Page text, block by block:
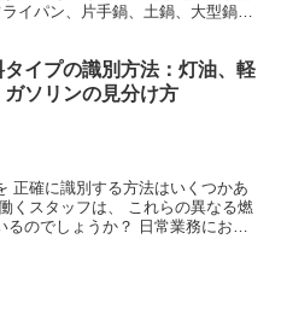
イパン、片手鍋、土鍋、大型鍋、
タイプの識別方法：灯油、軽
ガソリンの見分け方
正確に識別する方法はいくつかあ
くスタッフは、 これらの異なる燃
のでしょうか？ 日常業務におい